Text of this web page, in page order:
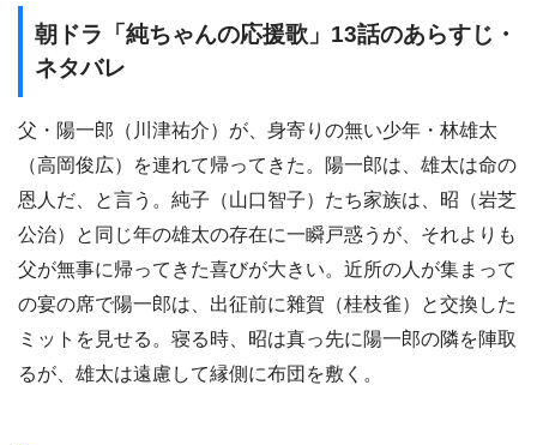
朝ドラ「純ちゃんの応援歌」13話のあらすじ・
ネタバレ
父・陽一郎（川津祐介）が、身寄りの無い少年・林雄太
（高岡俊広）を連れて帰ってきた。陽一郎は、雄太は命の
恩人だ、と言う。純子（山口智子）たち家族は、昭（岩芝
公治）と同じ年の雄太の存在に一瞬戸惑うが、それよりも
父が無事に帰ってきた喜びが大きい。近所の人が集まって
の宴の席で陽一郎は、出征前に雜賀（桂枝雀）と交換した
ミットを見せる。寝る時、昭は真っ先に陽一郎の隣を陣取
るが、雄太は遠慮して縁側に布団を敷く。